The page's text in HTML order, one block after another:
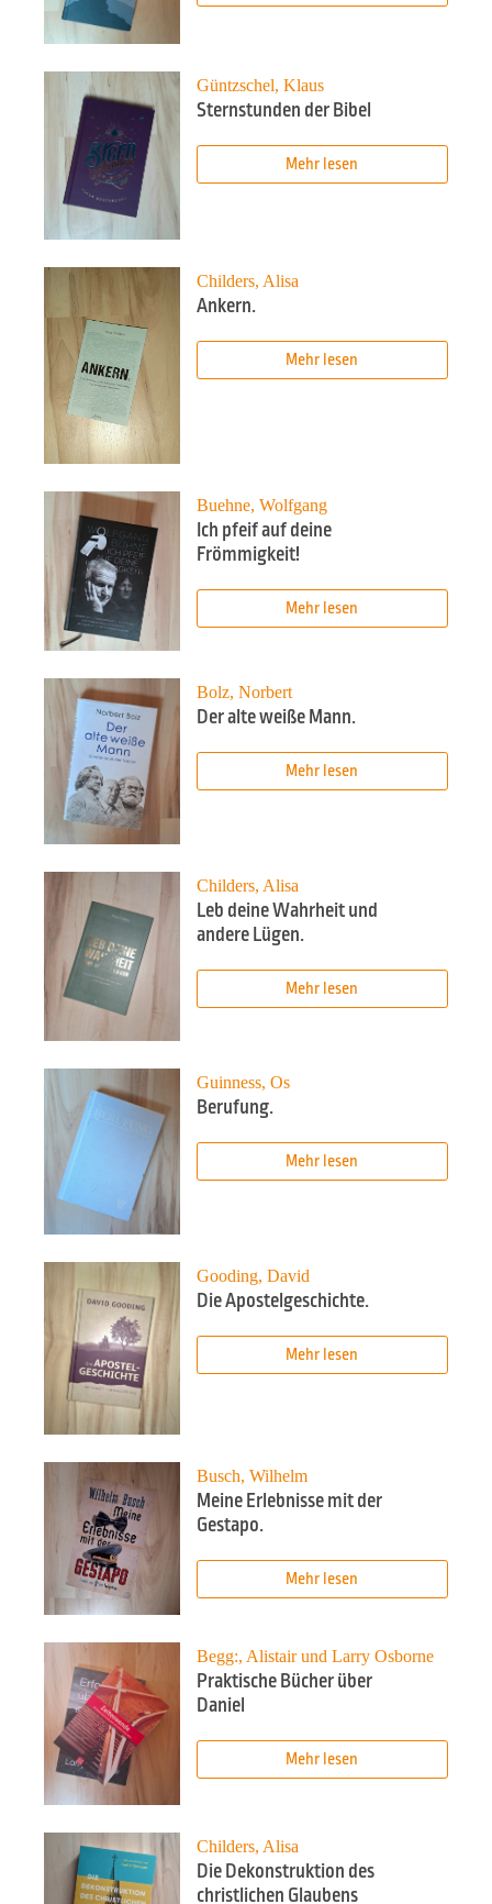
Güntzschel, Klaus
Sternstunden der Bibel
Mehr lesen
Childers, Alisa
Ankern.
Mehr lesen
Buehne, Wolfgang
Ich pfeif auf deine
Frömmigkeit!
Mehr lesen
Bolz, Norbert
Der alte weiße Mann.
Mehr lesen
Childers, Alisa
Leb deine Wahrheit und
andere Lügen.
Mehr lesen
Guinness, Os
Berufung.
Mehr lesen
Gooding, David
Die Apostelgeschichte.
Mehr lesen
Busch, Wilhelm
Meine Erlebnisse mit der
Gestapo.
Mehr lesen
Begg:, Alistair und Larry Osborne
Praktische Bücher über
Daniel
Mehr lesen
Childers, Alisa
Die Dekonstruktion des
christlichen Glaubens